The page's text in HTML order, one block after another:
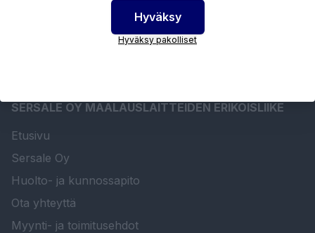
SERSALE OY MAALAUSLAITTEIDEN ERIKOISLIIKE
Etusivu
Sersale Oy
Huolto- ja kunnossapito
Ota yhteyttä
Myynti- ja toimitusehdot
Hyväksy
Hyväksy pakolliset